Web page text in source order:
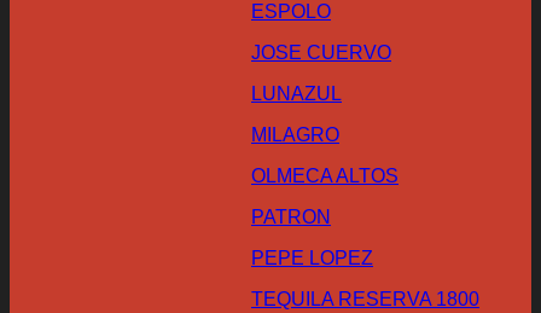
ESPOLO
JOSE CUERVO
LUNAZUL
MILAGRO
OLMECA ALTOS
PATRON
PEPE LOPEZ
TEQUILA RESERVA 1800